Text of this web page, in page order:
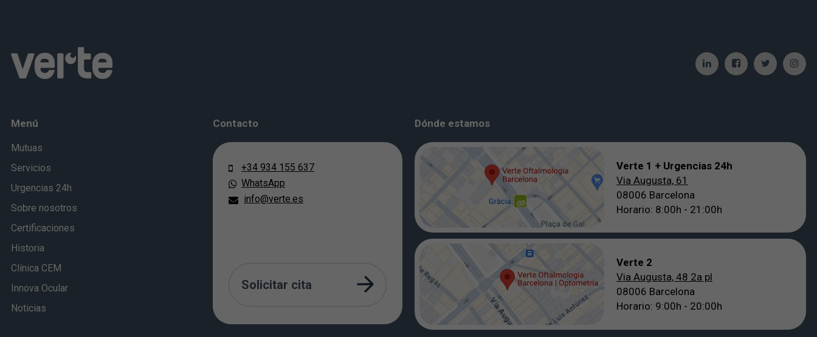
Menú
Mutuas
Servicios
Urgencias 24h
Sobre nosotros
Certificaciones
Historia
Clínica CEM
Innova Ocular
Noticias
Contacto
+34 934 155 637
WhatsApp
info@verte.es
Solicitar cita
Dónde estamos
Verte 1 + Urgencias 24h
Via Augusta, 61
08006 Barcelona
Horario: 8:00h - 21:00h
Verte 2
Via Augusta, 48 2a pl
08006 Barcelona
Horario: 9:00h - 20:00h